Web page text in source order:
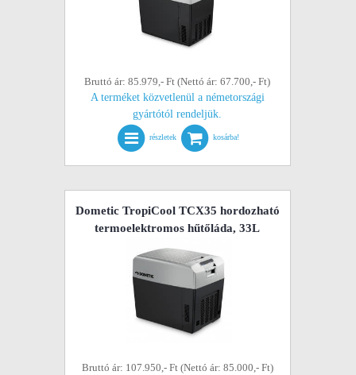
Bruttó ár: 85.979,- Ft (Nettó ár: 67.700,- Ft)
A terméket közvetlenül a németországi
gyártótól rendeljük.
részletek kosárba!
Dometic TropiCool TCX35 hordozható
termoelektromos hűtőláda, 33L
Bruttó ár: 107.950,- Ft (Nettó ár: 85.000,- Ft)